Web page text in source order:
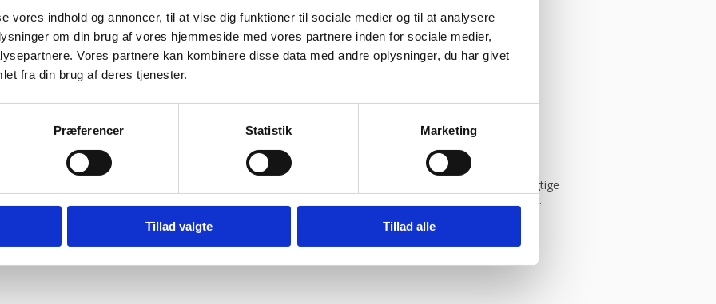
vores indhold og annoncer, til at vise dig funktioner til sociale medier og til at analysere
om din brug af vores hjemmeside med vores partnere inden for sociale medier,
Vores partnere kan kombinere disse data med andre oplysninger, du har givet
fra din brug af deres tjenester.
Præferencer Statistik Marketing
Tillad valgte Tillad alle
Vurderet af Kaj
han snakker om og kan vejlede os kunder
siden 1994. Vi bruger vores store viden inden for indkøb og logistik, og vi sikrer dig derfor de rigtige
tilliden, som kernen i vores arbejde, kan du trygt vælge os som din leverandør inden for bageriudstyr.